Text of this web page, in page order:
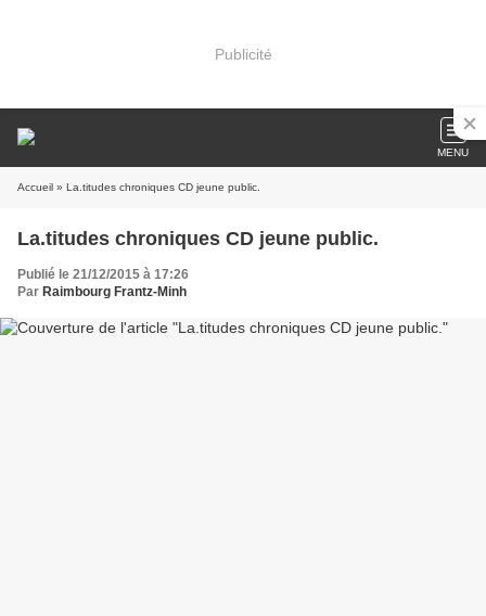
Publicité
MENU
Accueil » La.titudes chroniques CD jeune public.
La.titudes chroniques CD jeune public.
Publié le 21/12/2015 à 17:26
Par Raimbourg Frantz-Minh